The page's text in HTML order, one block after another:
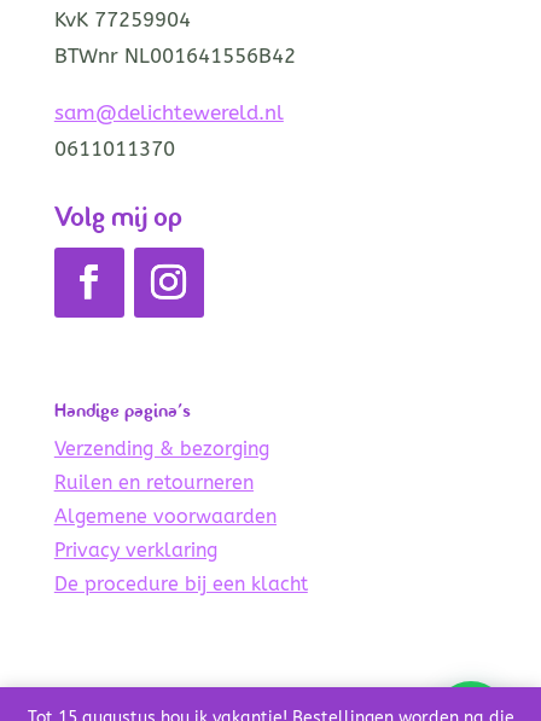
KvK 77259904
BTWnr NL001641556B42
sam@delichtewereld.nl
0611011370
Volg mij op
Handige pagina’s
Verzending & bezorging
Ruilen en retourneren
Algemene voorwaarden
Privacy verklaring
De procedure bij een klacht